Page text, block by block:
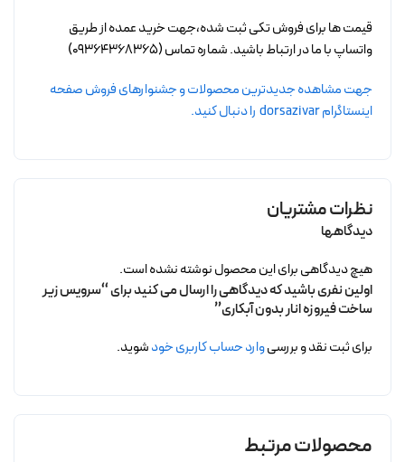
قیمت ها برای فروش تکی ثبت شده،جهت خرید عمده از طریق
واتساپ با ما در ارتباط باشید. شماره تماس (09364368365)
جهت مشاهده جدیدترین محصولات و جشنوارهای فروش صفحه
اینستاگرام dorsazivar را دنبال کنید.
نظرات مشتریان
دیدگاهها
هیچ دیدگاهی برای این محصول نوشته نشده است.
اولین نفری باشید که دیدگاهی را ارسال می کنید برای “سرویس زیر
ساخت فیروزه انار بدون آبکاری”
برای ثبت نقد و بررسیوارد حساب کاربری خودشوید.
محصولات مرتبط